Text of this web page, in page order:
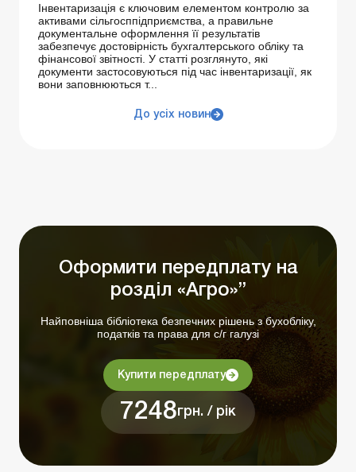
Інвентаризація є ключовим елементом контролю за
активами сільгосппідприємства, а правильне
документальне оформлення її результатів
забезпечує достовірність бухгалтерського обліку та
фінансової звітності. У статті розглянуто, які
документи застосовуються під час інвентаризації, як
вони заповнюються т...
До усіх новин
Оформити передплату на
розділ «Агро»”
Найповніша бібліотека безпечних рішень з бухобліку,
податків та права для с/г галузі
Купити передплату
7248грн. / рік